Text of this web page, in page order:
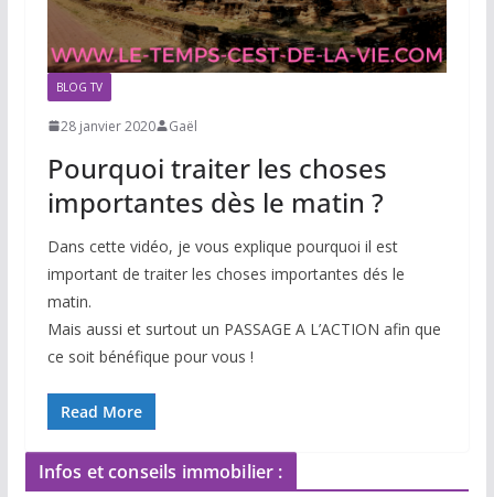
BLOG TV
28 janvier 2020 Gaël
Pourquoi traiter les choses
importantes dès le matin ?
Dans cette vidéo, je vous explique pourquoi il est
important de traiter les choses importantes dés le
matin.
Mais aussi et surtout un PASSAGE A L’ACTION afin que
ce soit bénéfique pour vous !
Read More
Infos et conseils immobilier :